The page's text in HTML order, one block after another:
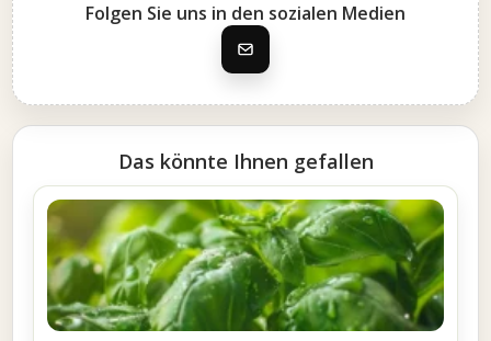
Folgen Sie uns in den sozialen Medien
Das könnte Ihnen gefallen